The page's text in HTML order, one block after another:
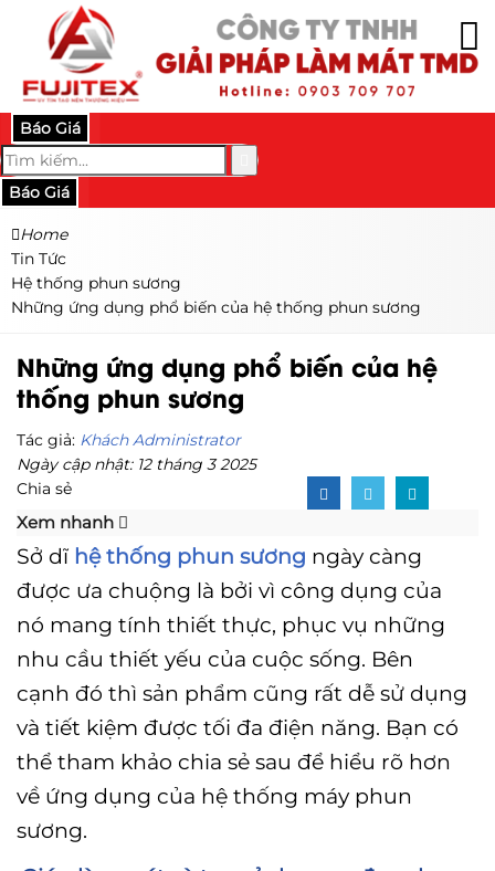
Báo Giá
Báo Giá
Home
Tin Tức
Hệ thống phun sương
Những ứng dụng phổ biến của hệ thống phun sương
Những ứng dụng phổ biến của hệ
thống phun sương
Tác giả: Khách Administrator
Ngày cập nhật: 12 tháng 3 2025
Chia sẻ
Xem nhanh
Sở dĩ hệ thống phun sương ngày càng
được ưa chuộng là bởi vì công dụng của
nó mang tính thiết thực, phục vụ những
nhu cầu thiết yếu của cuộc sống. Bên
cạnh đó thì sản phẩm cũng rất dễ sử dụng
và tiết kiệm được tối đa điện năng. Bạn có
thể tham khảo chia sẻ sau để hiểu rõ hơn
về ứng dụng của hệ thống máy phun
sương.